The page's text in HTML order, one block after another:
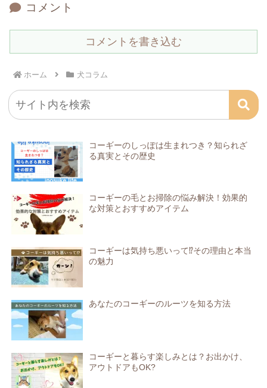
コメント
コメントを書き込む
ホーム 犬コラム
コーギーのしっぽは生まれつき？知られざ
る真実とその歴史
コーギーの毛とお掃除の悩み解決！効果的
な対策とおすすめアイテム
コーギーは気持ち悪いって⁉その理由と本当
の魅力
あなたのコーギーのルーツを知る方法
コーギーと暮らす楽しみとは？お出かけ、
アウトドアもOK?